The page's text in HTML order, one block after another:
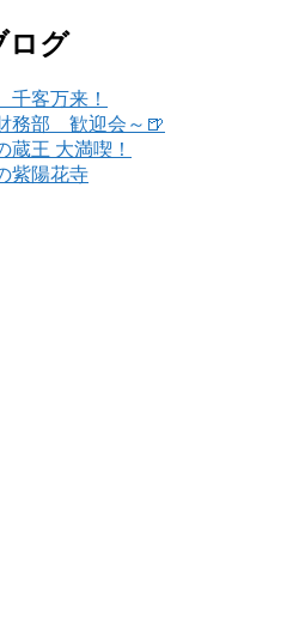
ログ
客万来！
務部 歓迎会～🍺
蔵王 大満喫！
紫陽花寺